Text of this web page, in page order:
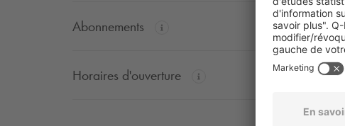
Abonnements
Horaires d'ouverture